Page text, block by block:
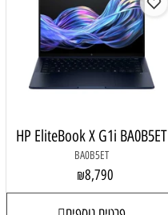
HP EliteBook X G1i BA0B5ET
BA0B5ET
₪8,790